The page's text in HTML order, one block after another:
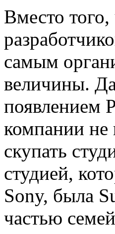
Вместо
самым
величины.
появлением
компании не
скупать
студией,
Sony, была
частью